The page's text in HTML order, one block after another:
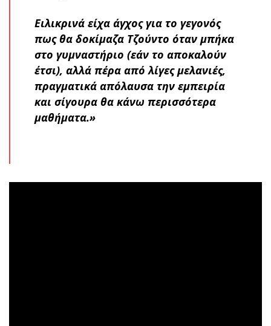
Ειλικρινά είχα άγχος για το γεγονός
πως θα δοκίμαζα Τζούντο όταν μπήκα
στο γυμναστήριο (εάν το αποκαλούν
έτσι), αλλά πέρα από λίγες μελανιές,
πραγματικά απόλαυσα την εμπειρία
και σίγουρα θα κάνω περισσότερα
μαθήματα.»